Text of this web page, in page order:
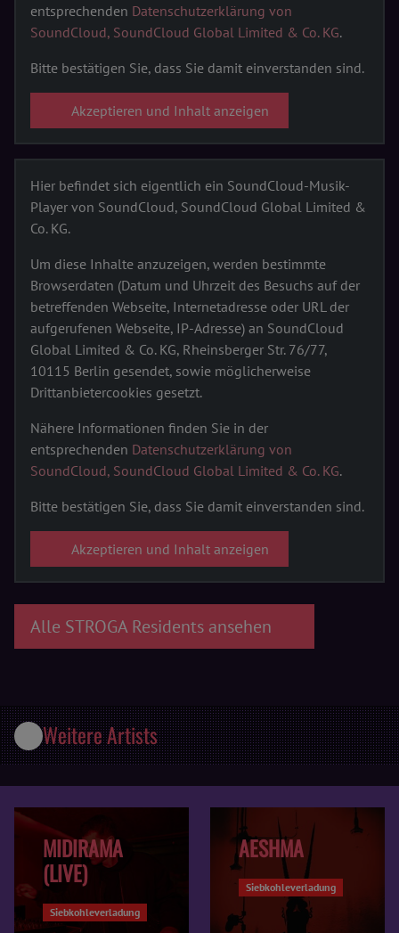
entsprechenden Datenschutzerklärung von
SoundCloud, SoundCloud Global Limited & Co. KG.
Bitte bestätigen Sie, dass Sie damit einverstanden sind.
Akzeptieren und Inhalt anzeigen
Hier befindet sich eigentlich ein SoundCloud-Musik-
Player von SoundCloud, SoundCloud Global Limited &
Co. KG.
Um diese Inhalte anzuzeigen, werden bestimmte
Browserdaten (Datum und Uhrzeit des Besuchs auf der
betreffenden Webseite, Internetadresse oder URL der
aufgerufenen Webseite, IP-Adresse) an SoundCloud
Global Limited & Co. KG, Rheinsberger Str. 76/77,
10115 Berlin gesendet, sowie möglicherweise
Drittanbietercookies gesetzt.
Nähere Informationen finden Sie in der
entsprechenden Datenschutzerklärung von
SoundCloud, SoundCloud Global Limited & Co. KG.
Bitte bestätigen Sie, dass Sie damit einverstanden sind.
Akzeptieren und Inhalt anzeigen
Alle STROGA Residents ansehen
Weitere Artists
MIDIRAMA
(LIVE)
Siebkohleverladung
AESHMA
Siebkohleverladung